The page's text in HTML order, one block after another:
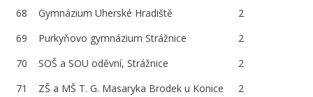
68
Gymnázium Uherské Hradiště
2
69
Purkyňovo gymnázium Strážnice
2
70
SOŠ a SOU oděvní, Strážnice
2
71
ZŠ a MŠ T. G. Masaryka Brodek u Konice
2